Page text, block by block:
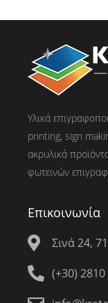
Υλικά
printing, sign
ακρυλικά
φωτεινών
Επικοινωνία
Σινά 24,
(+30)